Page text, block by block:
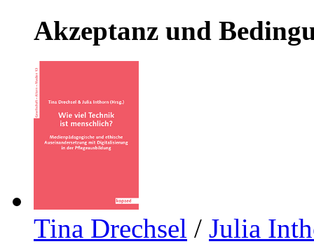
Akzeptanz und
Tina Drechsel / Julia